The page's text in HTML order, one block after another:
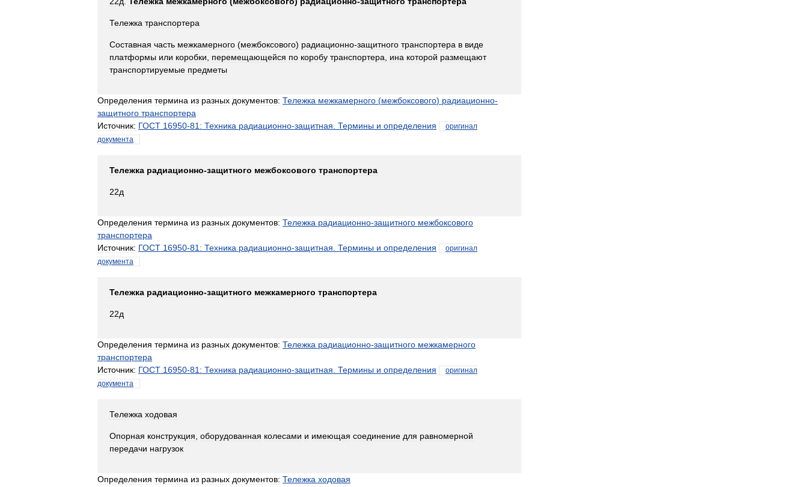
Тележка транспортера
Составная часть межкамерного (межбоксового) радиационно-защитного транспортера в виде
платформы или коробки перемещающейся по коробу транспортера ина которой размещают
транспортируемые предметы
Определения термина из разных документов: Тележка межкамерного (межбоксового) радиационно-
защитного транспортера
Источник: ГОСТ 16950-81: Техника радиационно-защитная Термины и определения
оригинал
документа
Тележка радиационно-защитного межбоксового транспортера
22д
Определения термина из разных документов: Тележка радиационно-защитного межбоксового
транспортера
Источник: ГОСТ 16950-81: Техника радиационно-защитная Термины и определения
оригинал
документа
Тележка радиационно-защитного межкамерного транспортера
22д
Определения термина из разных документов: Тележка радиационно-защитного межкамерного
транспортера
Источник: ГОСТ 16950-81: Техника радиационно-защитная Термины и определения
оригинал
документа
Тележка ходовая
Опорная конструкция оборудованная колесами и имеющая соединение для равномерной
передачи нагрузок
Определения термина из разных документов: Тележка ходовая